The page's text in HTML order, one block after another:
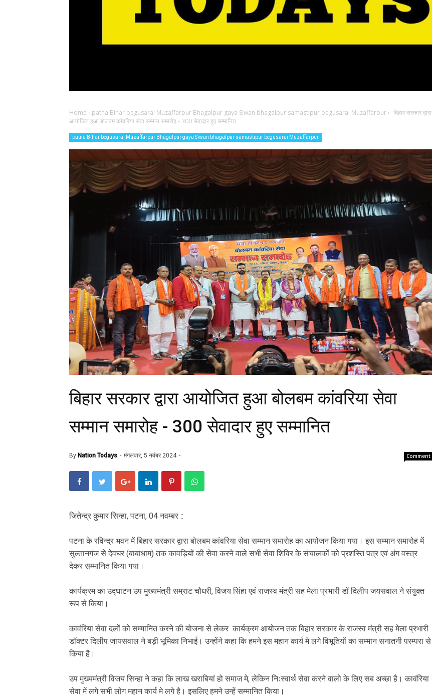
Home › patna Bihar begusarai Muzaffarpur Bhagalpur gaya Siwan bhagalpur samastipur begusarai Muzaffarpur› बिहार सरकार द्वारा
आयोजित हुआ बोलबम कांवरिया सेवा सम्मान समारोह - 300 सेवादार हुए सम्मानित
patna Bihar begusarai Muzaffarpur Bhagalpur gaya Siwan bhagalpur samastipur begusarai Muzaffarpur
बिहार सरकार द्वारा आयोजित हुआ बोलबम कांवरिया सेवा
सम्मान समारोह - 300 सेवादार हुए सम्मानित
By Nation Todays मंगलवार, 5 नवंबर 2024 Comment
जितेन्द्र कुमार सिन्हा, पटना, 04 नवम्बर ::
पटना के रविन्द्र भवन में बिहार सरकार द्वारा बोलबम कांवरिया सेवा सम्मान समारोह का आयोजन किया गया। इस सम्मान समारोह में
सुल्तानगंज से देवघर (बाबाधाम) तक कावड़ियों की सेवा करने वाले सभी सेवा शिविर के संचालकों को प्रशस्ति पत्र एवं अंग वस्त्र
देकर सम्मानित किया गया।
कार्यक्रम का उद्घाटन उप मुख्यमंत्री सम्राट चौधरी, विजय सिंहा एवं राजस्व मंत्री सह मेला प्रभारी डॉ दिलीप जयसवाल ने संयुक्त
रूप से किया।
कावंरिया सेवा दलों को सम्मानित करने की योजना से लेकर कार्यक्रम आयोजन तक बिहार सरकार के राजस्व मंत्री सह मेला प्रभारी
डॉक्टर दिलीप जायसवाल ने बड़ी भूमिका निभाई। उन्होंने कहा कि हमने इस महान कार्य मे लगे विभूतियों का सम्मान सनातनी परम्परा से
किया है।
उप मुख्यमंत्री विजय सिन्हा ने कहा कि लाख खराबियां हो समाज मे, लेकिन निःस्वार्थ सेवा करने वालो के लिए सब अच्छा है। कावंरिया
सेवा में लगे सभी लोग महान कार्य मे लगे है। इसलिए हमने उन्हें सम्मानित किया।